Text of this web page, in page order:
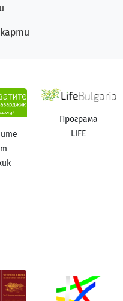
Програма
LIFE